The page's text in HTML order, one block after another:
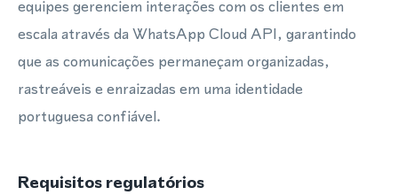
equipes gerenciem interações com os clientes em
escala através da WhatsApp Cloud API, garantindo
que as comunicações permaneçam organizadas,
rastreáveis e enraizadas em uma identidade
portuguesa confiável.
Requisitos regulatórios